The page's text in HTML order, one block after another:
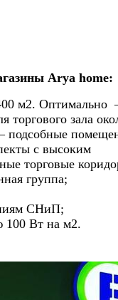
Arya home:
м2. Оптимально
торгового зала
подсобные
с высоким
торговые
группа;
СНиП;
100 Вт на м2.